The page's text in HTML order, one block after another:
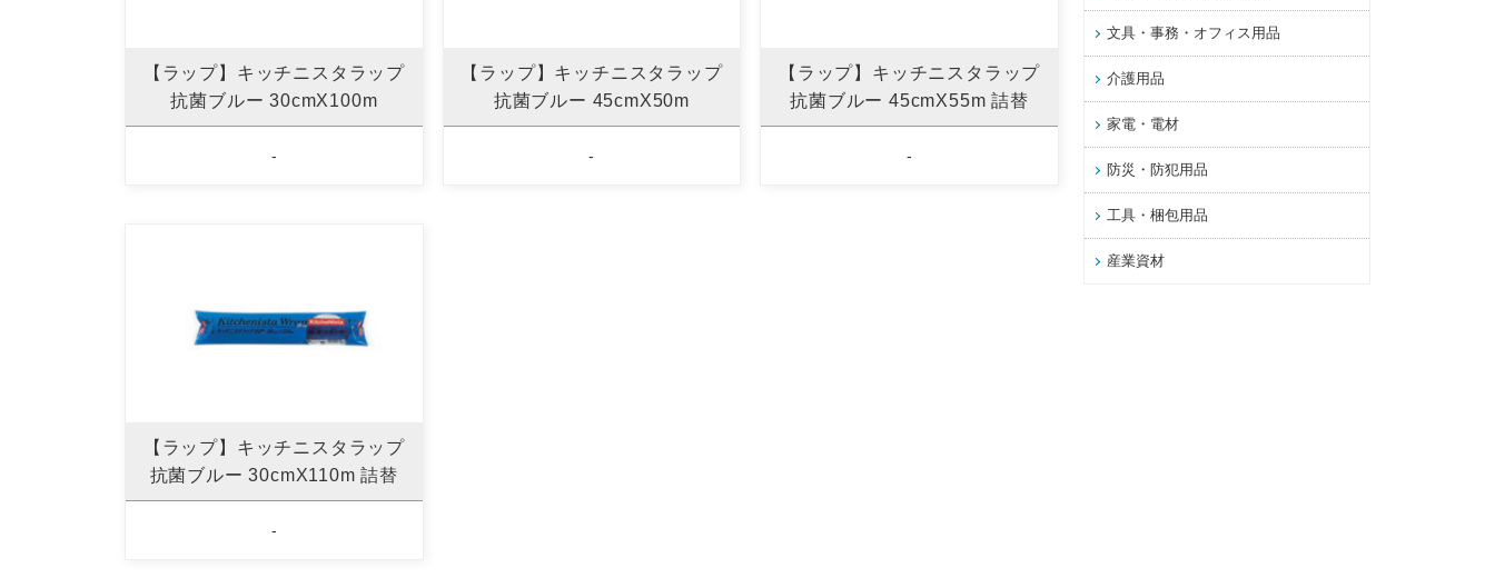
【ラップ】キッチニスタラップ
抗菌ブルー 30cmX100m
-
【ラップ】キッチニスタラップ
抗菌ブルー 45cmX50m
-
【ラップ】キッチニスタラップ
抗菌ブルー 45cmX55m 詰替
-
【ラップ】キッチニスタラップ
抗菌ブルー 30cmX110m 詰替
-
文具・事務・オフィス用品
介護用品
家電・電材
防災・防犯用品
工具・梱包用品
産業資材